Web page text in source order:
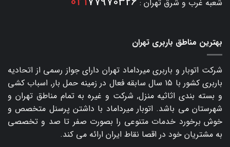
شعبه غرب و شرق تهران :
بهترین مناطق باربری تهران
شرکت اتوبار و باربری میرداماد تهران دارای جواز رسمی از اتحادیه
باربری کشور با ۱۵ سال سابقه فعال در زمینه حمل بار, اسباب کشی
و بسته بندی اثاثیه منزل, شرکت و غیره به تمام مناطق تهران و
شهرستان می باشد. اتوبار میرداماد با داشتن پرسنل متخصص و
خوش برخورد خدمات متنوعی را بصورت صفر تا صد و تخصصی
به مشتریان خود در اقصا نقاط ایران ارائه می کند.